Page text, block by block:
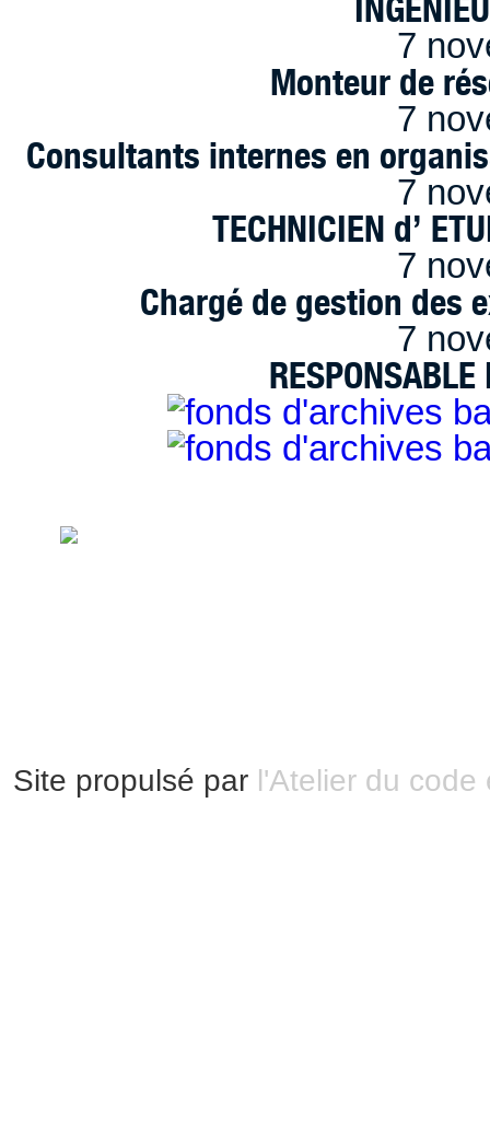
7
Monteur de
7
Consultants internes en
7
TECHNICIEN d’
7
Chargé de gestion des
7
Site propulsé par l'Atelier du